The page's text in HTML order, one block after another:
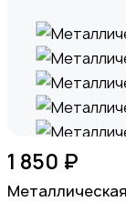
1 850 ₽